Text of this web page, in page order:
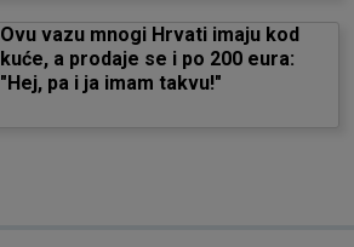
Ovu vazu mnogi Hrvati imaju kod
kuće, a prodaje se i po 200 eura:
"Hej, pa i ja imam takvu!"